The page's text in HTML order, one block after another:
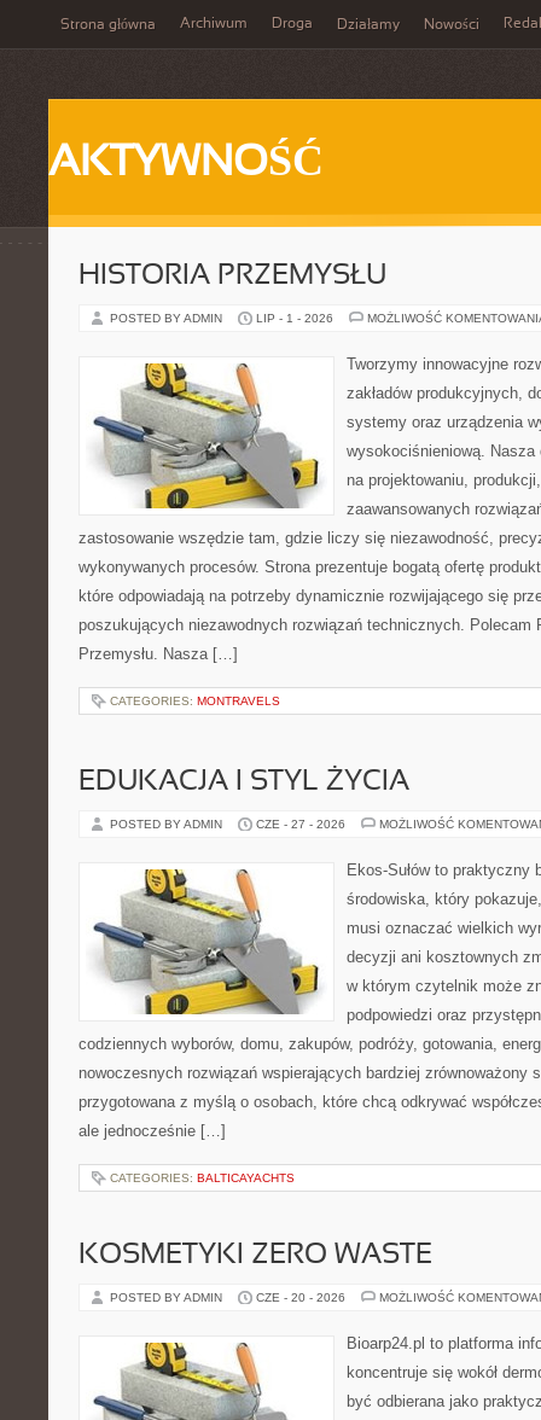
Strona główna Archiwum Droga Działamy Nowości
AKTYWNOŚĆ
HISTORIA PRZEMYSŁU
POSTED BY ADMIN LIP - 1 - 2026 MOŻLIWOŚĆ
Tworzymy innowacyjne
zakładów produkcyjnych,
systemy oraz urządzenia
wysokociśnieniową. Nasza
na projektowaniu,
zaawansowanych
zastosowanie wszędzie tam, gdzie liczy się niezawodność,
wykonywanych procesów. Strona prezentuje bogatą ofertę
które odpowiadają na potrzeby dynamicznie rozwijającego się
poszukujących niezawodnych rozwiązań technicznych. Polecam
Przemysłu. Nasza […]
CATEGORIES: MONTRAVELS
EDUKACJA I STYL ŻYCIA
POSTED BY ADMIN CZE - 27 - 2026 MOŻLIWOŚĆ
Ekos-Sułów to praktyczny
środowiska, który
musi oznaczać wielkich
decyzji ani kosztownych
w którym czytelnik może
podpowiedzi oraz
codziennych wyborów, domu, zakupów, podróży, gotowania,
nowoczesnych rozwiązań wspierających bardziej zrównoważony
przygotowana z myślą o osobach, które chcą odkrywać
ale jednocześnie […]
CATEGORIES: BALTICAYACHTS
KOSMETYKI ZERO WASTE
POSTED BY ADMIN CZE - 20 - 2026 MOŻLIWOŚĆ
Bioarp24.pl to platforma
koncentruje się wokół
być odbierana jako